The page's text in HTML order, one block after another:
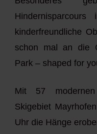
kinderfreundliche
schon mal an die
Park – shaped for
Mit 57
Skigebiet
Uhr die Hänge